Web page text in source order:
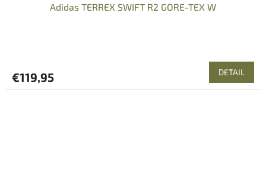
Adidas TERREX SWIFT R2 GORE-TEX W
€119,95 DETAIL